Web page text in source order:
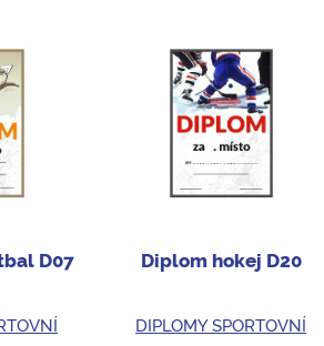
D07 Diplom hokej D20
DIPLOMY SPORTOVNÍ